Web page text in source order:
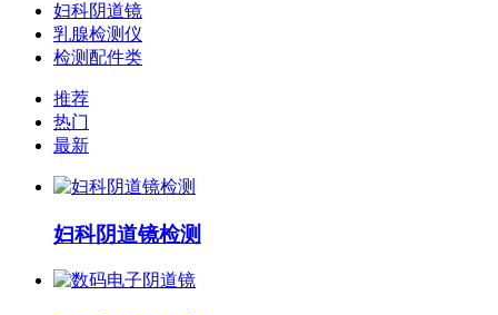
妇科阴道镜
乳腺检测仪
检测配件类
推荐
热门
最新
妇科阴道镜检测